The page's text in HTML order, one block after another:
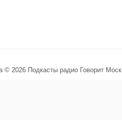
© 2026 Подкасты радио Говорит